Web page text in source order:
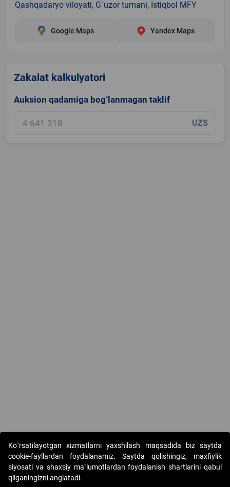
Qashqadaryo viloyati, G`uzor tumani, Istiqbol MFY
Google Maps Yandex Maps
Zakalat kalkulyatori
Auksion qadamiga bog‘lanmagan taklif
UZS
Copyright © 2017-2026. "Elektron onlayn-auksionlarni
Ko`rsatilayotgan xizmatlarni yaxshilash maqsadida biz saytda
cookie-fayllardan foydalanamiz. Saytda qolishingiz, maxfiylik
siyosati va shaxsiy ma`lumotlardan foydalanish shartlarini qabul
qilganingizni anglatadi.